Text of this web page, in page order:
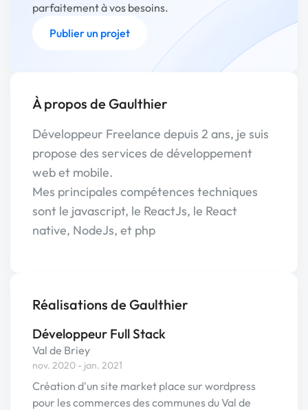
parfaitement à vos besoins.
Publier un projet
À propos de Gaulthier
Développeur Freelance depuis 2 ans, je suis
propose des services de développement
web et mobile.
Mes principales compétences techniques
sont le javascript, le ReactJs, le React
native, NodeJs, et php
Réalisations de Gaulthier
Développeur Full Stack
Val de Briey
nov. 2020 - jan. 2021
Création d'un site market place sur wordpress
pour les commerces des communes du Val de